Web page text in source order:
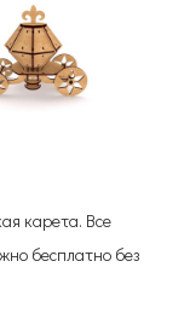
карета. Все
бесплатно без